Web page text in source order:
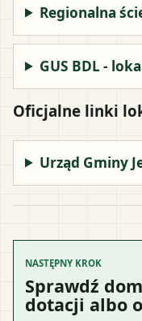
Regionalna
GUS BDL -
Oficjalne linki
Urząd Gminy
NASTĘPNY KROK
Sprawdź
dotacji albo